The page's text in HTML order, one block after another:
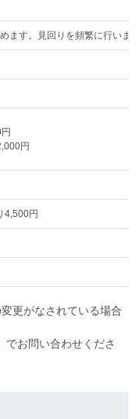
ます。見回りを頻繁に行い
円
4,500円
更がなされている場合
お問い合わせくださ